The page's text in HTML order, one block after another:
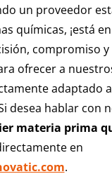
un proveedor
químicas, ¡está
compromiso
ofrecer a
adaptado
desea hablar con
materia prima
en
.